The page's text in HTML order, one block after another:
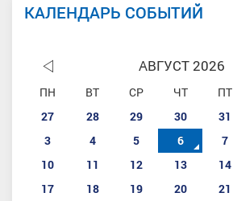
КАЛЕНДАРЬ СОБЫТИЙ
АВГУСТ 2026
ПН ВТ СР ЧТ ПТ
27
28 29 30 31
3
4 5 6 7
10
11 12 13 14
17
18 19 20 21